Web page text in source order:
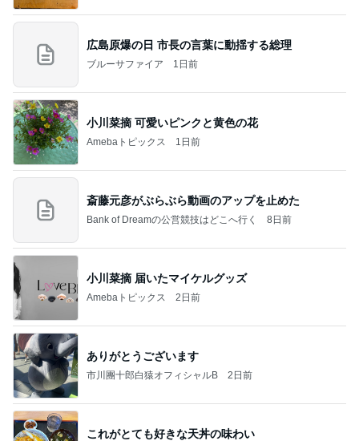
広島原爆の日 市長の言葉に動揺する総理
ブルーサファイア 1日前
小川菜摘 可愛いピンクと黄色の花
Amebaトピックス 1日前
斎藤元彦がぶらぶら動画のアップを止めた
Bank of Dreamの公営競技はどこへ行く 8日前
小川菜摘 届いたマイケルグッズ
Amebaトピックス 2日前
ありがとうございます
市川團十郎白猿オフィシャルB 2日前
これがとても好きな天丼の味わい